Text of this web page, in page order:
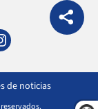
de noticias